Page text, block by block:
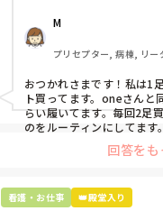
た時に買って半年〜1年未
職場の人が「ナースシュ
い」って言ってて、わたし
っくりしたので、世の皆
M
プリセプター, 病棟, リ
おつかれさまです！私は1
ト買ってます。oneさんと
らい履いてます。毎回2足
のをルーティンにしてま
も絶対そっちにしてると
ましいです！(笑)回答をも
看護・お仕事 👑殿堂入り